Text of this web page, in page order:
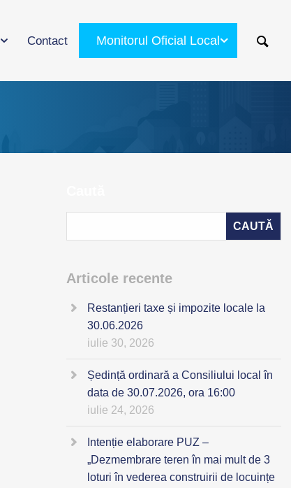
Contact Monitorul Oficial Local
Articole recente
Restanțieri taxe și impozite locale la
30.06.2026
iulie 30, 2026
Ședință ordinară a Consiliului local în
data de 30.07.2026, ora 16:00
iulie 24, 2026
Intenție elaborare PUZ –
„Dezmembrare teren în mai mult de 3
loturi în vederea construirii de locuințe